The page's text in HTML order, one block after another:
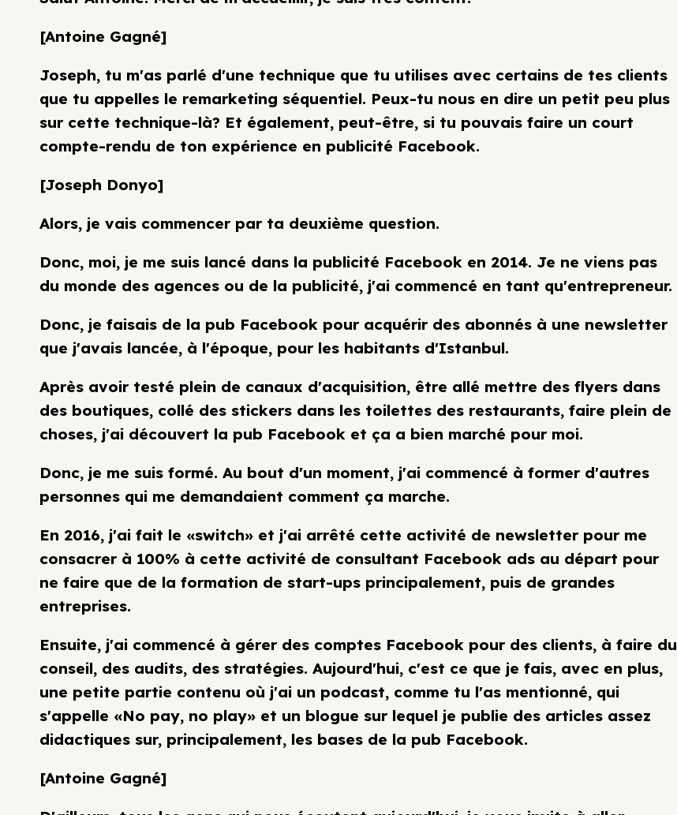
[Antoine Gagné]
Joseph, tu m'as parlé d'une technique que tu utilises avec certains de tes clients
que tu appelles le remarketing séquentiel. Peux-tu nous en dire un petit peu plus
sur cette technique-là? Et également, peut-être, si tu pouvais faire un court
compte-rendu de ton expérience en publicité Facebook.
[Joseph Donyo]
Alors, je vais commencer par ta deuxième question.
Donc, moi, je me suis lancé dans la publicité Facebook en 2014. Je ne viens pas
du monde des agences ou de la publicité, j'ai commencé en tant qu'entrepreneur.
Donc, je faisais de la pub Facebook pour acquérir des abonnés à une newsletter
que j'avais lancée, à l'époque, pour les habitants d'Istanbul.
Après avoir testé plein de canaux d'acquisition, être allé mettre des flyers dans
des boutiques, collé des stickers dans les toilettes des restaurants, faire plein de
choses, j'ai découvert la pub Facebook et ça a bien marché pour moi.
Donc, je me suis formé. Au bout d'un moment, j'ai commencé à former d'autres
personnes qui me demandaient comment ça marche.
En 2016, j'ai fait le «switch» et j'ai arrêté cette activité de newsletter pour me
consacrer à 100% à cette activité de consultant Facebook ads au départ pour
ne faire que de la formation de start-ups principalement, puis de grandes
entreprises.
Ensuite, j'ai commencé à gérer des comptes Facebook pour des clients, à faire du
conseil, des audits, des stratégies. Aujourd'hui, c'est ce que je fais, avec en plus,
une petite partie contenu où j'ai un podcast, comme tu l'as mentionné, qui
s'appelle «No pay, no play» et un blogue sur lequel je publie des articles assez
didactiques sur, principalement, les bases de la pub Facebook.
[Antoine Gagné]